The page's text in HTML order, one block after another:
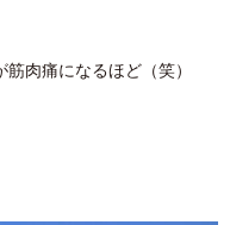
肉痛になるほど（笑）